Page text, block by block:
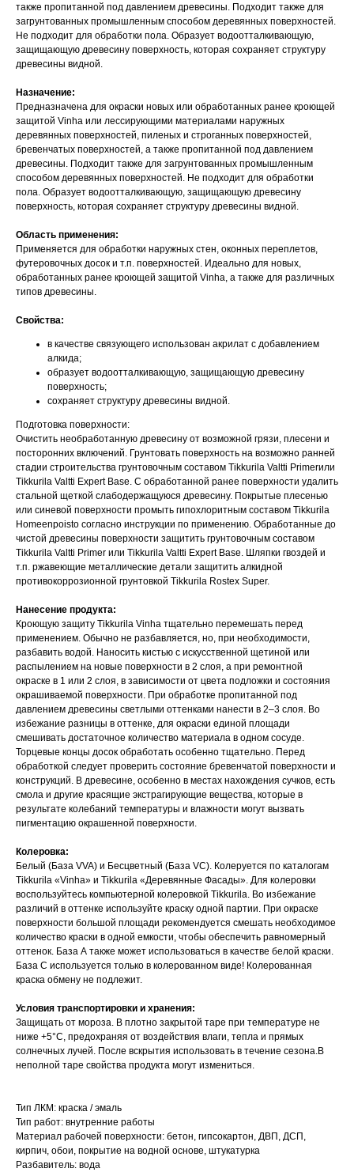
также пропитанной под давлением древесины. Подходит также для
загрунтованных промышленным способом деревянных поверхностей.
Не подходит для обработки пола. Образует водоотталкивающую,
защищающую древесину поверхность, которая сохраняет структуру
древесины видной.
Назначение:
Предназначена для окраски новых или обработанных ранее кроющей
защитой Vinha или лессирующими материалами наружных
деревянных поверхностей, пиленых и строганных поверхностей,
бревенчатых поверхностей, а также пропитанной под давлением
древесины. Подходит также для загрунтованных промышленным
способом деревянных поверхностей. Не подходит для обработки
пола. Образует водоотталкивающую, защищающую древесину
поверхность, которая сохраняет структуру древесины видной.
Область применения:
Применяется для обработки наружных стен, оконных переплетов,
футеровочных досок и т.п. поверхностей. Идеально для новых,
обработанных ранее кроющей защитой Vinha, а также для различных
типов древесины.
Свойства:
в качестве связующего использован акрилат с добавлением
алкида;
образует водоотталкивающую, защищающую древесину
поверхность;
сохраняет структуру древесины видной.
Подготовка поверхности:
Очистить необработанную древесину от возможной грязи, плесени и
посторонних включений. Грунтовать поверхность на возможно ранней
стадии строительства грунтовочным составом Tikkurila Valtti Primerили
Tikkurila Valtti Expert Base. С обработанной ранее поверхности удалить
стальной щеткой слабодержащуюся древесину. Покрытые плесенью
или синевой поверхности промыть гипохлоритным составом Tikkurila
Homeenpoisto согласно инструкции по применению. Обработанные до
чистой древесины поверхности защитить грунтовочным составом
Tikkurila Valtti Primer или Tikkurila Valtti Expert Base. Шляпки гвоздей и
т.п. ржавеющие металлические детали защитить алкидной
противокоррозионной грунтовкой Tikkurila Rostex Super.
Нанесение продукта:
Кроющую защиту Tikkurila Vinha тщательно перемешать перед
применением. Обычно не разбавляется, но, при необходимости,
разбавить водой. Наносить кистью с искусственной щетиной или
распылением на новые поверхности в 2 слоя, а при ремонтной
окраске в 1 или 2 слоя, в зависимости от цвета подложки и состояния
окрашиваемой поверхности. При обработке пропитанной под
давлением древесины светлыми оттенками нанести в 2–3 слоя. Во
избежание разницы в оттенке, для окраски единой площади
смешивать достаточное количество материала в одном сосуде.
Торцевые концы досок обработать особенно тщательно. Перед
обработкой следует проверить состояние бревенчатой поверхности и
конструкций. В древесине, особенно в местах нахождения сучков, есть
смола и другие красящие экстрагирующие вещества, которые в
результате колебаний температуры и влажности могут вызвать
пигментацию окрашенной поверхности.
Колеровка:
Белый (База VVA) и Бесцветный (База VC). Колеруется по каталогам
Tikkurila «Vinha» и Tikkurila «Деревянные Фасады». Для колеровки
воспользуйтесь компьютерной колеровкой Tikkurila. Во избежание
различий в оттенке используйте краску одной партии. При окраске
поверхности большой площади рекомендуется смешать необходимое
количество краски в одной емкости, чтобы обеспечить равномерный
оттенок. База А также может использоваться в качестве белой краски.
База С используется только в колерованном виде! Колерованная
краска обмену не подлежит.
Условия транспортировки и хранения:
Защищать от мороза. В плотно закрытой таре при температуре не
ниже +5°С, предохраняя от воздействия влаги, тепла и прямых
солнечных лучей. После вскрытия использовать в течение сезона.В
неполной таре свойства продукта могут измениться.
Тип ЛКМ: краска / эмаль
Тип работ: внутренние работы
Материал рабочей поверхности: бетон, гипсокартон, ДВП, ДСП,
кирпич, обои, покрытие на водной основе, штукатурка
Разбавитель: вода